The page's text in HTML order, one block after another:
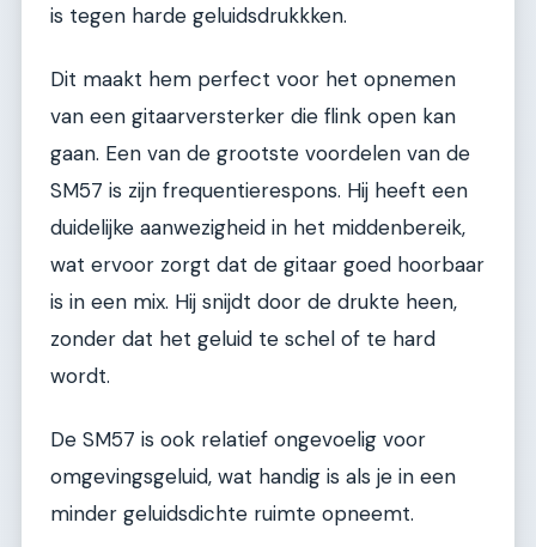
is tegen harde geluidsdrukkken.
Dit maakt hem perfect voor het opnemen
van een gitaarversterker die flink open kan
gaan. Een van de grootste voordelen van de
SM57 is zijn frequentierespons. Hij heeft een
duidelijke aanwezigheid in het middenbereik,
wat ervoor zorgt dat de gitaar goed hoorbaar
is in een mix. Hij snijdt door de drukte heen,
zonder dat het geluid te schel of te hard
wordt.
De SM57 is ook relatief ongevoelig voor
omgevingsgeluid, wat handig is als je in een
minder geluidsdichte ruimte opneemt.